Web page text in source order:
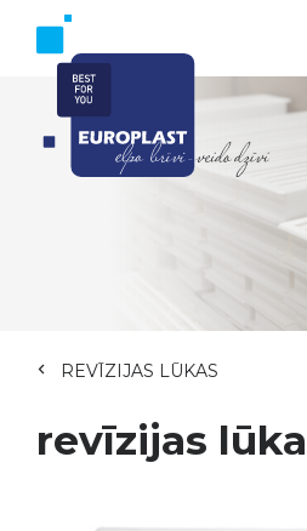
REVĪZIJAS LŪKAS
revīzijas